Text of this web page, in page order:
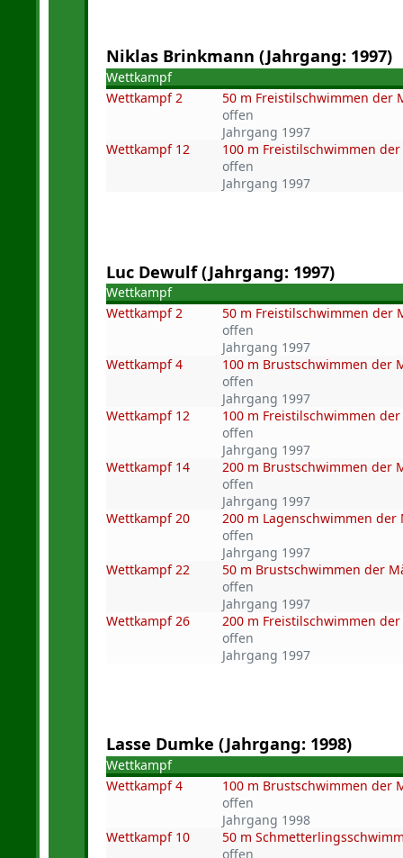
Niklas Brinkmann (Jahrgang: 1997)
Wettkampf
Wettkampf 2
50 m Freistilschwimmen der
offen
Jahrgang 1997
Wettkampf 12
100 m Freistilschwimmen
offen
Jahrgang 1997
Luc Dewulf (Jahrgang: 1997)
Wettkampf
Wettkampf 2
50 m Freistilschwimmen der
offen
Jahrgang 1997
Wettkampf 4
100 m Brustschwimmen der
offen
Jahrgang 1997
Wettkampf 12
100 m Freistilschwimmen
offen
Jahrgang 1997
Wettkampf 14
200 m Brustschwimmen der
offen
Jahrgang 1997
Wettkampf 20
200 m Lagenschwimmen der
offen
Jahrgang 1997
Wettkampf 22
50 m Brustschwimmen der
offen
Jahrgang 1997
Wettkampf 26
200 m Freistilschwimmen
offen
Jahrgang 1997
Lasse Dumke (Jahrgang: 1998)
Wettkampf
Wettkampf 4
100 m Brustschwimmen der
offen
Jahrgang 1998
Wettkampf 10
50 m
offen